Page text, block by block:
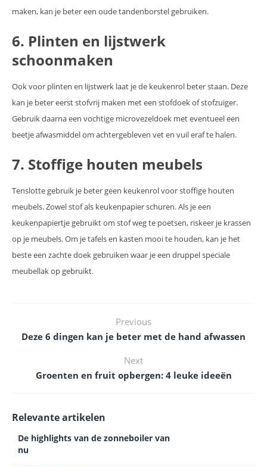
maken, kan je beter een oude tandenborstel gebruiken.
6. Plinten en lijstwerk
schoonmaken
Ook voor plinten en lijstwerk laat je de keukenrol beter staan. Deze
kan je beter eerst stofvrij maken met een stofdoek of stofzuiger.
Gebruik daarna een vochtige microvezeldoek met eventueel een
beetje afwasmiddel om achtergebleven vet en vuil eraf te halen.
7. Stoffige houten meubels
Tenslotte gebruik je beter geen keukenrol voor stoffige houten
meubels. Zowel stof als keukenpapier schuren. Als je een
keukenpapiertje gebruikt om stof weg te poetsen, riskeer je krassen
op je meubels. Om je tafels en kasten mooi te houden, kan je het
beste een zachte doek gebruiken waar je een druppel speciale
meubellak op gebruikt.
Previous
Deze 6 dingen kan je beter met de hand afwassen
Next
Groenten en fruit opbergen: 4 leuke ideeën
Relevante artikelen
De highlights van de zonneboiler van
nu